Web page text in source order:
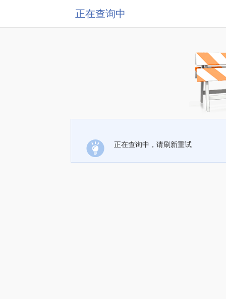
正在查询中
正在查询中，请刷新重试